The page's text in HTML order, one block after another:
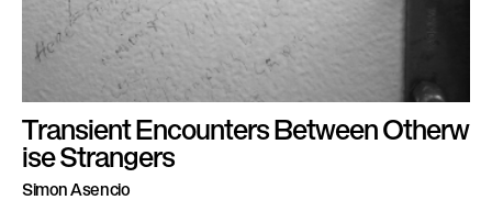
Transient Encounters Between Otherw
ise Strangers
Simon Asencio